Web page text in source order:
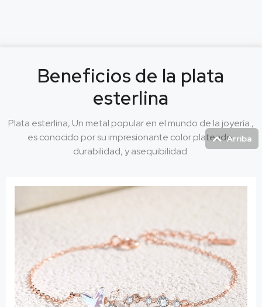
Beneficios de la plata
esterlina
Plata esterlina, Un metal popular en el mundo de la joyería.,
es conocido por su impresionante color plateado,
durabilidad, y asequibilidad.
Arriba